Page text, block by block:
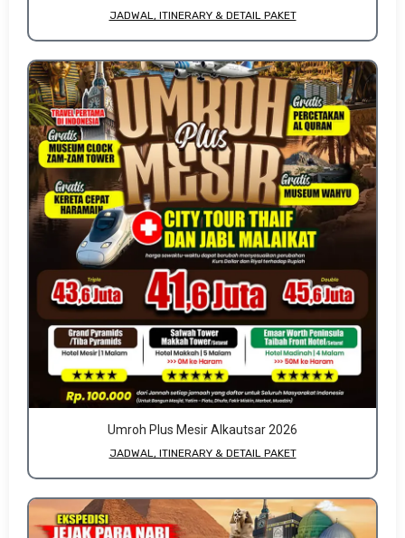
JADWAL, ITINERARY & DETAIL PAKET
Umroh Plus Mesir Alkautsar 2026
JADWAL, ITINERARY & DETAIL PAKET